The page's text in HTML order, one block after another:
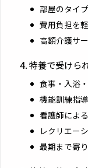
部屋のタイ
費用負担を
高額介護サ
特養で受けら
食事・入浴
機能訓練指
看護師によ
レクリエー
最期まで寄